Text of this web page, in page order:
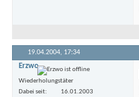
19.04.2004, 17:34
Erzwo
Wiederholungstäter
Dabei seit
16.01.2003